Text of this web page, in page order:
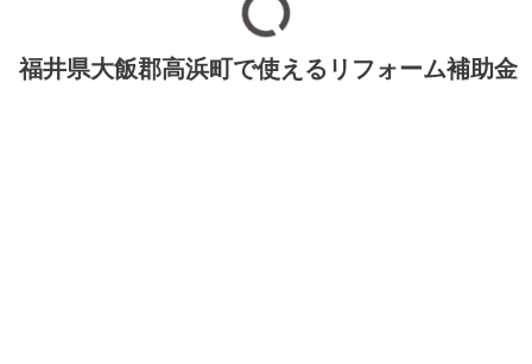
福井県大飯郡高浜町で使えるリフォーム補助金